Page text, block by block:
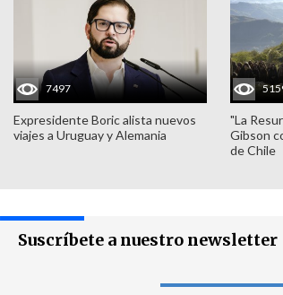
7497
Expresidente Boric alista nuevos
viajes a Uruguay y Alemania
"La
Gibson
de Chile
Suscríbete a nuestro newsletter